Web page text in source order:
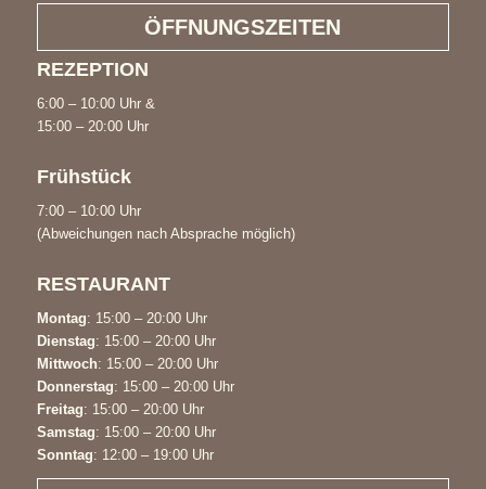
ÖFFNUNGSZEITEN
REZEPTION
6:00 – 10:00 Uhr &
15:00 – 20:00 Uhr
Frühstück
7:00 – 10:00 Uhr
(Abweichungen nach Absprache möglich)
RESTAURANT
Montag: 15:00 – 20:00 Uhr
Dienstag: 15:00 – 20:00 Uhr
Mittwoch: 15:00 – 20:00 Uhr
Donnerstag: 15:00 – 20:00 Uhr
Freitag: 15:00 – 20:00 Uhr
Samstag: 15:00 – 20:00 Uhr
Sonntag: 12:00 – 19:00 Uhr